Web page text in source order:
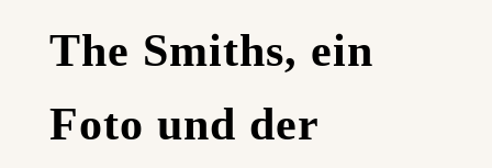
The Smiths, ein
Foto und der